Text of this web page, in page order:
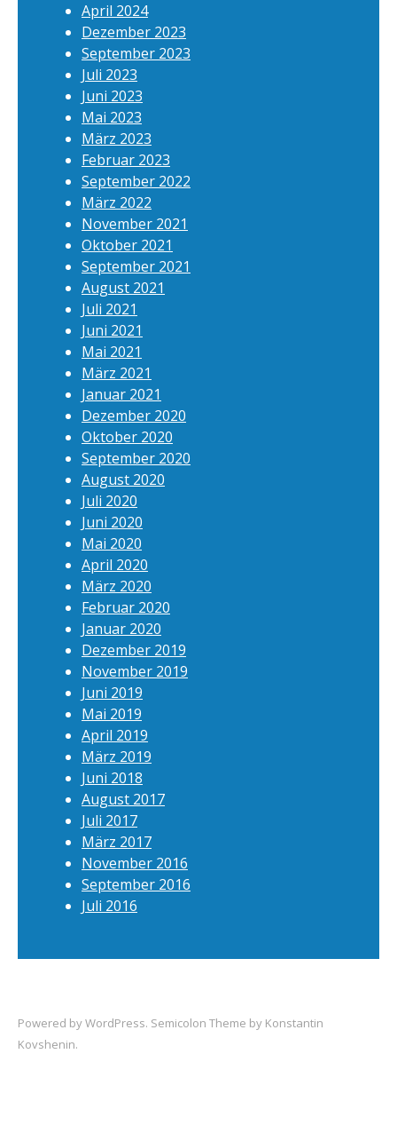
April 2024
Dezember 2023
September 2023
Juli 2023
Juni 2023
Mai 2023
März 2023
Februar 2023
September 2022
März 2022
November 2021
Oktober 2021
September 2021
August 2021
Juli 2021
Juni 2021
Mai 2021
März 2021
Januar 2021
Dezember 2020
Oktober 2020
September 2020
August 2020
Juli 2020
Juni 2020
Mai 2020
April 2020
März 2020
Februar 2020
Januar 2020
Dezember 2019
November 2019
Juni 2019
Mai 2019
April 2019
März 2019
Juni 2018
August 2017
Juli 2017
März 2017
November 2016
September 2016
Juli 2016
Powered byWordPress. Semicolon Theme by Konstantin
Kovshenin.